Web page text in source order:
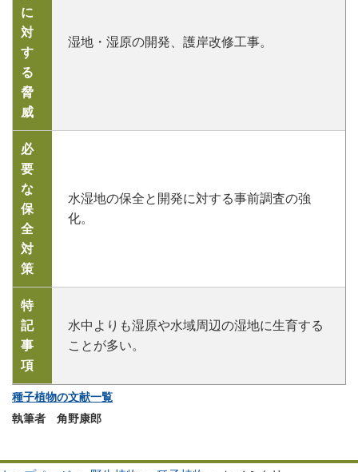
に
対
す
る
脅
威
湿地・湿原の開発、護岸改修工事。
必
要
な
保
全
対
策
水湿地の保全と開発に対する事前調査の強
化。
特
記
事
項
水中よりも湿原や水域周辺の湿地に生育する
ことが多い。
種子植物の文献一覧
執筆者 角野康郎